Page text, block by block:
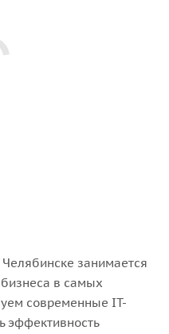
занимается
в самых
современные IT-
эффективность